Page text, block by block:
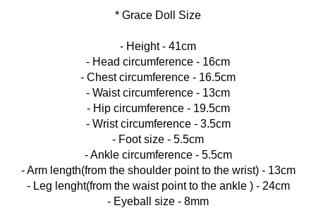
* Grace Doll Size
- Height - 41cm
- Head circumference - 16cm
- Chest circumference - 16.5cm
- Waist circumference - 13cm
- Hip circumference - 19.5cm
- Wrist circumference - 3.5cm
- Foot size - 5.5cm
- Ankle circumference - 5.5cm
- Arm length(from the shoulder point to the wrist) - 13cm
- Leg lenght(from the waist point to the ankle ) - 24cm
- Eyeball size - 8mm